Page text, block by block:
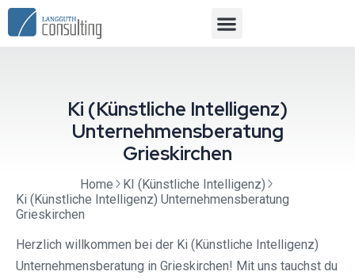
Ki (Künstliche Intelligenz)
Unternehmensberatung
Grieskirchen
Home
KI (Künstliche Intelligenz)
Ki (Künstliche Intelligenz) Unternehmensberatung
Grieskirchen
Herzlich willkommen bei der Ki (Künstliche Intelligenz)
Unternehmensberatung in Grieskirchen! Mit uns tauchst du